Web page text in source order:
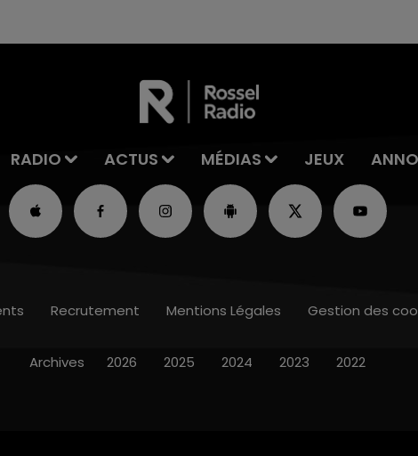
RADIO ACTUS MÉDIAS JEUX
Recrutement Mentions Légales Gestion des
Archives 2026 2025 2024 2023 2022